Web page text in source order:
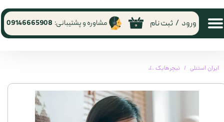
۰ ورود / ثبت نام مشاوره و پشتیبانی: 09146665908
ایران استنلی نیچرهایک